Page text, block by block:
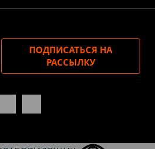
ПОДПИСАТЬСЯ НА
РАССЫЛКУ